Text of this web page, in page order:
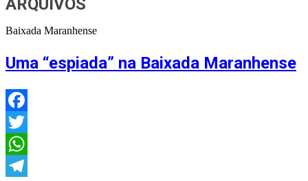
ARQUIVOS
Baixada Maranhense
Uma “espiada” na Baixada Maranhense
Facebook
Twitter
WhatsApp